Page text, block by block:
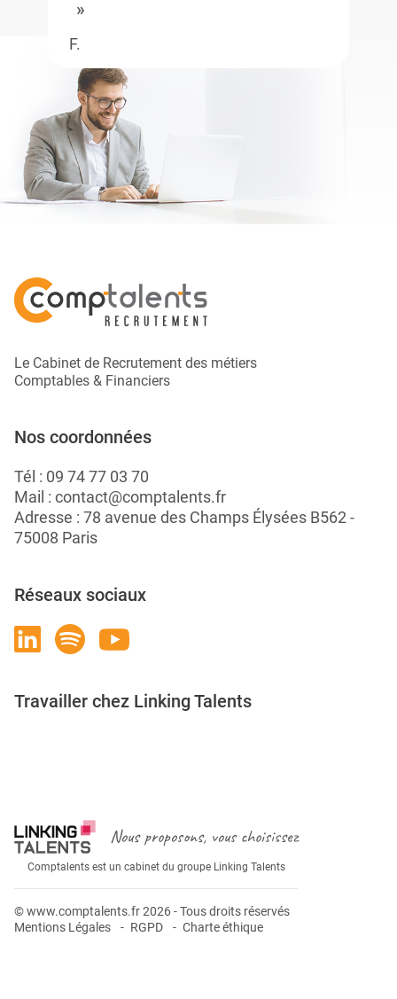
F.
Le Cabinet de Recrutement des métiers
Comptables & Financiers
Nos coordonnées
Tél : 09 74 77 03 70
Mail : contact@comptalents.fr
Adresse : 78 avenue des Champs Élysées B562 -
75008 Paris
Réseaux sociaux
Travailler chez Linking Talents
Nous proposons, vous choisissez
Comptalents est un cabinet du groupe Linking Talents
© www.comptalents.fr 2026 - Tous droits réservés
Mentions Légales
RGPD Charte éthique